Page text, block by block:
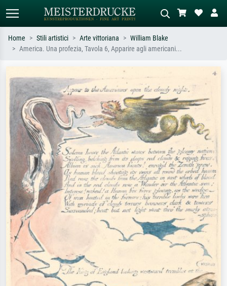
Monet, Notte stellata,
Impressionismo, onda di Hokusai,
nudo.
Descrivi la scena – es. prato verde,
astratto con molto rosso, dipinto a
olio scuro, nudo in piedi vicino a un
albero.
Home Stili artistici Arte vittoriana
William Blake
America. Una profezia, Tavola 6, Apparire agli americani...